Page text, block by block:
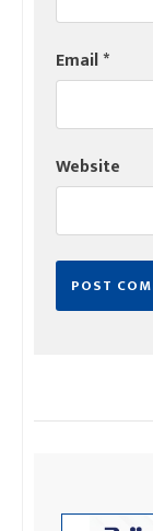
Email*
Website